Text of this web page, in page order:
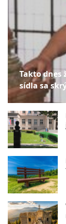
Takto dnes
sídla sa